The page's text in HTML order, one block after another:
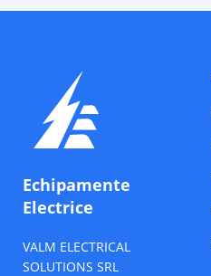
Echipamente
Electrice
VALM ELECTRICAL
SOLUTIONS SRL